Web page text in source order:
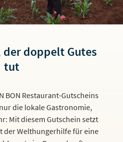
der doppelt Gutes
tut
BON Restaurant-Gutscheins
die lokale Gastronomie,
Mit diesem Gutschein setzt
der Welthungerhilfe für eine